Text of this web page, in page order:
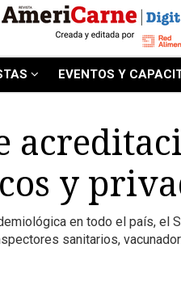
EVENTOS Y
y
en todo el país, el
sanitarios,